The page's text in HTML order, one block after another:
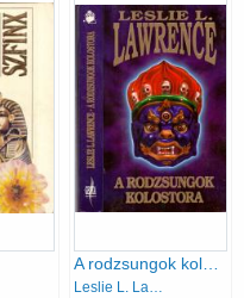
A rodzsungok kolostora